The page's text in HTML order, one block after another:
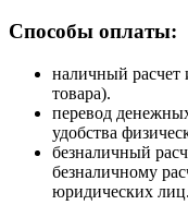
Способы оплаты:
наличный расчет
товара).
перевод
удобства
безналичный
безналичному
юридических лиц.